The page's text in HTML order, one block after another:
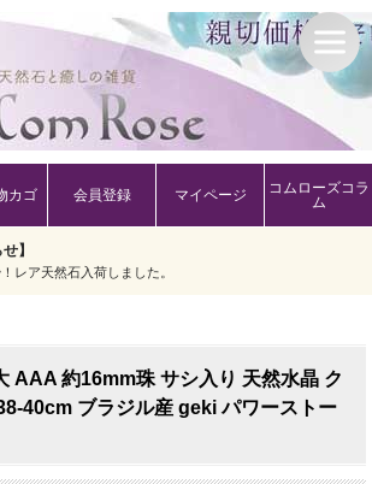
カゴ 会員登録 マイページ
コムローズコラ
ム
】
レア天然石入荷しました。
AAA 約16mm珠 サシ入り 天然水晶 ク
40cm ブラジル産 geki パワーストー